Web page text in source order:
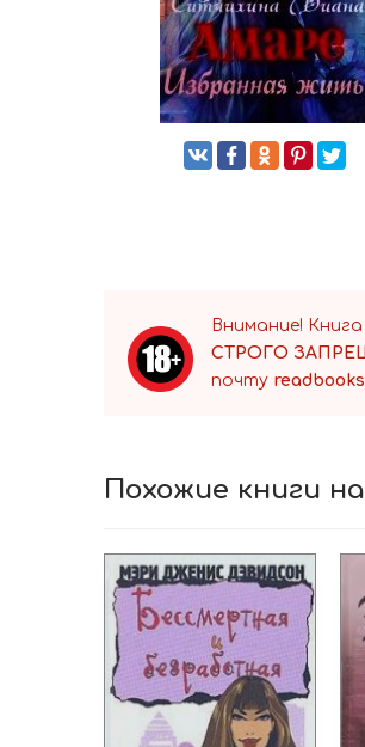
Внимание!
СТРОГО
почту
Похожие книги